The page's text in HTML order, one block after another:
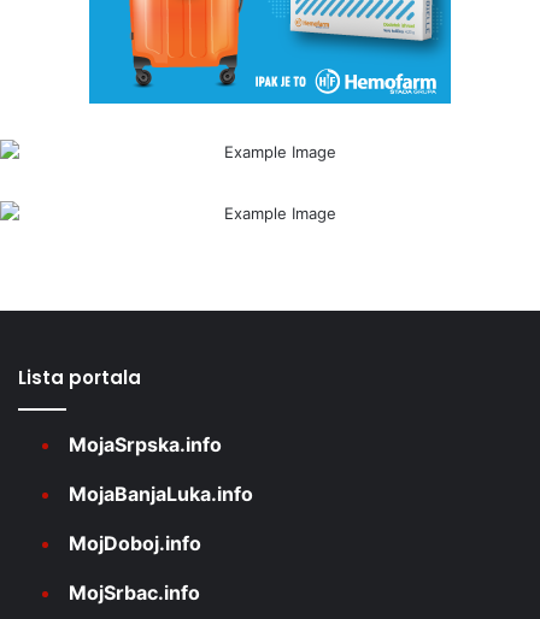
Lista portala
MojaSrpska.info
MojaBanjaLuka.info
MojDoboj.info
MojSrbac.info